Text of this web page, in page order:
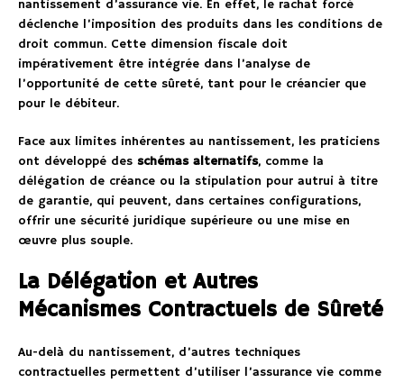
nantissement d’assurance vie. En effet, le rachat forcé
déclenche l’imposition des produits dans les conditions de
droit commun. Cette dimension fiscale doit
impérativement être intégrée dans l’analyse de
l’opportunité de cette sûreté, tant pour le créancier que
pour le débiteur.
Face aux limites inhérentes au nantissement, les praticiens
ont développé des schémas alternatifs, comme la
délégation de créance ou la stipulation pour autrui à titre
de garantie, qui peuvent, dans certaines configurations,
offrir une sécurité juridique supérieure ou une mise en
œuvre plus souple.
La Délégation et Autres
Mécanismes Contractuels de Sûreté
Au-delà du nantissement, d’autres techniques
contractuelles permettent d’utiliser l’assurance vie comme